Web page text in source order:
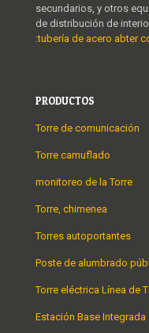
secundarios, y otros
de distribución de
:tubería de acero abter
PRODUCTOS
Torre de comunicación
Torre camuflado
monitoreo de la Torre
Torre, chimenea
Torres autoportantes
Poste de alumbrado
Torre eléctrica Línea de
Estación Base Integrada